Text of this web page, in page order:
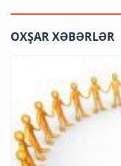
OXŞAR XƏBƏRLƏR